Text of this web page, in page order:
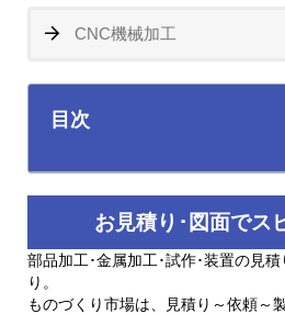
目次
お見積り･図面でス
部品加工･金属加工･試作･装置の見
り。
ものづくり市場は、見積り～依頼～